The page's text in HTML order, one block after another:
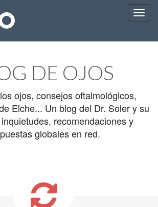
DE OJOS
ojos, consejos oftalmológicos,
Elche... Un blog del Dr. Soler y su
recomendaciones y
globales en red.